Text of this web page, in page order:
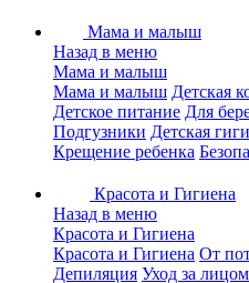
Мама и малыш
Назад в меню
Мама и малыш
Мама и малыш Детская
Детское питание Для
Подгузники Детская
Крещение ребенка
Красота и Гигиена
Назад в меню
Красота и Гигиена
Красота и Гигиена От
Депиляция Уход за лицом